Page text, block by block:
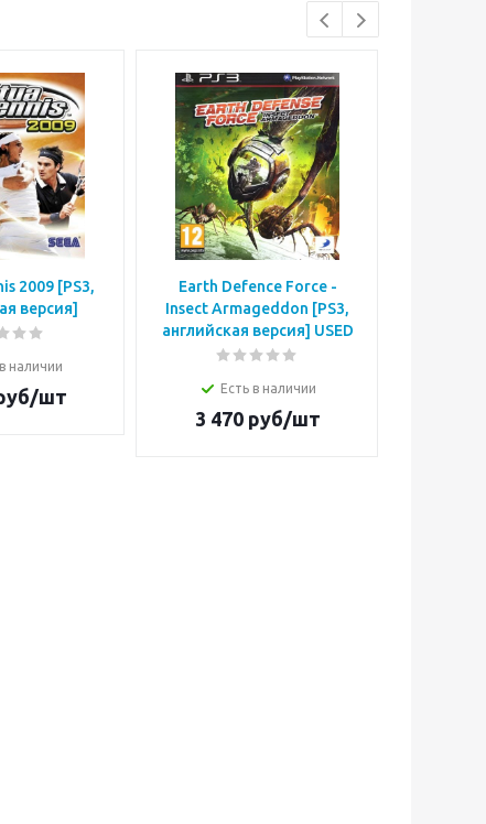
2009 [PS3,
версия]
наличии
шт
Earth Defence Force -
Insect Armageddon [PS3,
английская версия] USED
Есть в наличии
3 470руб/шт